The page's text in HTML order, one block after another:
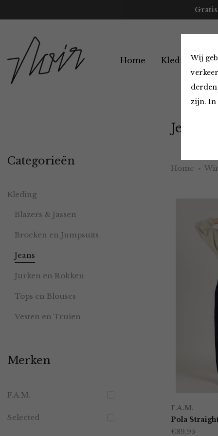
Wij
zijn. In
Home Kleding
Jeans
Home
F.A.M.
Pola
€89,95
Categorieën
Kleding
Blazers & Jassen
Broeken en Jumpsuits
Jeans
Jurken en Rokken
Tops en Blouses
Vesten en Truien
Merken
F.A.M.
Selected